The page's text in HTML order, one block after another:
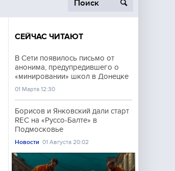
СЕЙЧАС ЧИТАЮТ
В Сети появилось письмо от
анонима, предупредившего о
«минировании» школ в Донецке
01 Марта 12:30
Борисов и Янковский дали старт
REC на «Руссо-Балте» в
Подмосковье
Новости 01 Августа 20:02